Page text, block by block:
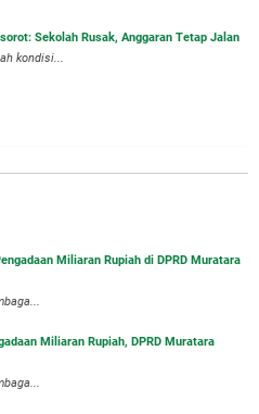
Sekolah Rusak, Anggaran Tetap Jalan
kondisi...
Miliaran Rupiah di DPRD Muratara
Miliaran Rupiah, DPRD Muratara